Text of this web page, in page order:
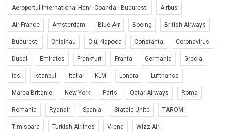
Aeroportul International Henri Coanda - Bucuresti Airbus
Air France Amsterdam Blue Air Boeing British Airways
Bucuresti Chisinau Cluj-Napoca Constanta Coronavirus
Dubai Emirates Frankfurt Franta Germania Grecia
Iasi Istanbul Italia KLM Londra Lufthansa
Marea Britanie New York Paris Qatar Airways Roma
Romania Ryanair Spania Statele Unite TAROM
Timisoara Turkish Airlines Viena Wizz Air